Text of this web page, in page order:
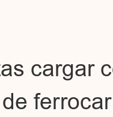
cargar